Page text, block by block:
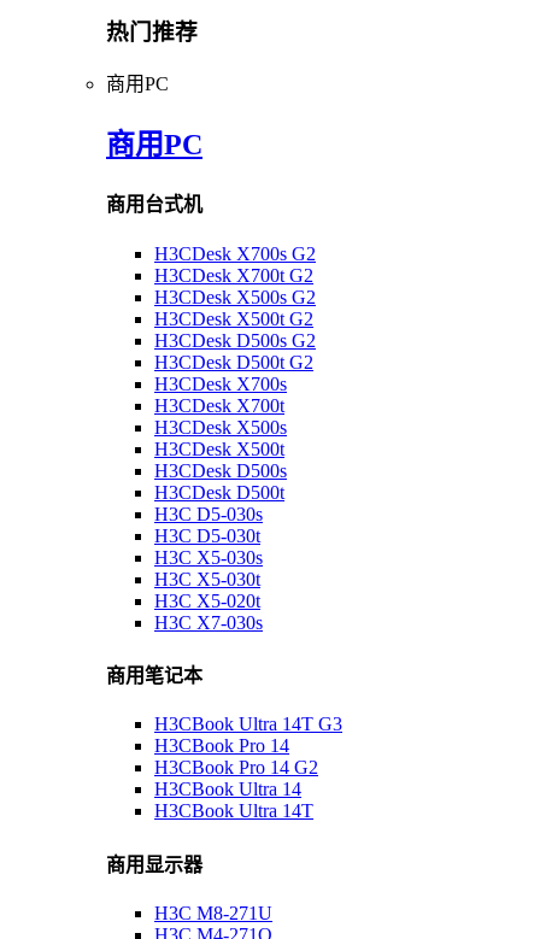
热门推荐
商用PC
商用PC
商用台式机
H3CDesk X700s G2
H3CDesk X700t G2
H3CDesk X500s G2
H3CDesk X500t G2
H3CDesk D500s G2
H3CDesk D500t G2
H3CDesk X700s
H3CDesk X700t
H3CDesk X500s
H3CDesk X500t
H3CDesk D500s
H3CDesk D500t
H3C D5-030s
H3C D5-030t
H3C X5-030s
H3C X5-030t
H3C X5-020t
H3C X7-030s
商用笔记本
H3CBook Ultra 14T G3
H3CBook Pro 14
H3CBook Pro 14 G2
H3CBook Ultra 14
H3CBook Ultra 14T
商用显示器
H3C M8-271U
H3C M4-271Q